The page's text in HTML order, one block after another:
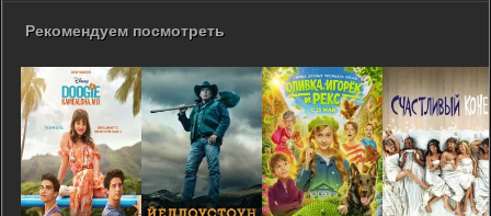
Рекомендуем посмотреть